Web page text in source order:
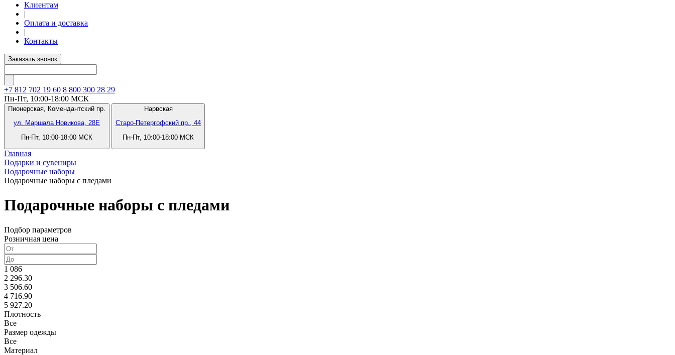
Клиентам
|
Оплата и доставка
|
Контакты
Заказать звонок
+7 812 702 19 60 8 800 300 28 29
Пн-Пт, 10:00-18:00 МСК
Пионерская, Комендантский пр.
ул. Маршала Новикова, 28Е
Пн-Пт, 10:00-18:00 МСК
Нарвская
Старо-Петергофский пр., 44
Пн-Пт, 10:00-18:00 МСК
Главная
Подарки и сувениры
Подарочные наборы
Подарочные наборы с пледами
Подарочные наборы с пледами
Подбор параметров
Розничная цена
1 086
2 296.30
3 506.60
4 716.90
5 927.20
Плотность
Все
Размер одежды
Все
Материал